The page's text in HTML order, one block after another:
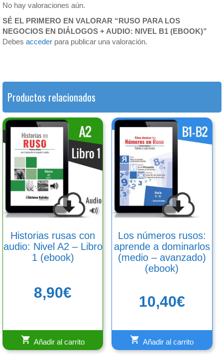
No hay valoraciones aún.
SÉ EL PRIMERO EN VALORAR “RUSO PARA LOS
NEGOCIOS EN DIÁLOGOS + AUDIO: NIVEL B1 (EBOOK)”
Debes acceder para publicar una valoración.
Productos relacionados
Historias rusas con
audio: Nivel A2 – Libro
1 (ebook)
8,90€
Añadir al carrito
Los números rusos:
aprende a dominarlos
(medio – avanzado)
(ebook)
10,40€
Añadir al carrito